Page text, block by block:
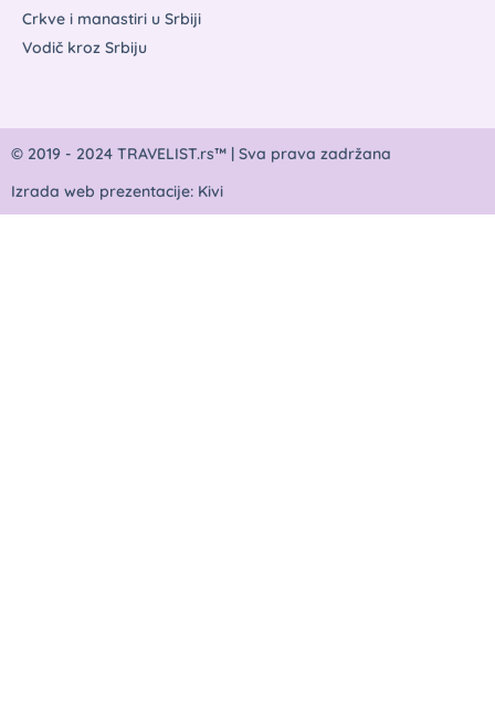
Crkve i manastiri u Srbiji
Vodič kroz Srbiju
© 2019 - 2024 TRAVELIST.rs™ | Sva prava zadržana
Izrada web prezentacije: Kivi